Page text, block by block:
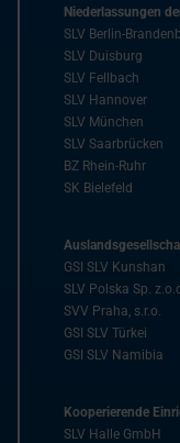
Niederlassungen
SLV Berlin-
SLV Duisburg
SLV Fellbach
SLV Hannover
SLV München
SLV Saarbrücken
BZ Rhein-Ruhr
SK Bielefeld
GSI SLV Kunshan
SLV Polska Sp.
SVV Praha, s.r.o.
GSI SLV Türkei
GSI SLV Namibia
Kooperierende
SLV Halle GmbH